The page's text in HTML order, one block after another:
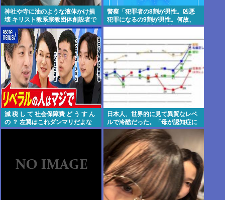
神社や寺に油のような液体かけ損
壊 キリスト教系宗教団体創設者で
医師の金山昌秀に懲役1年6か月、
執行猶予3年の判決
警察「犯罪者の8割が男性。凶悪
犯罪になるの9割が男性。何故、
こんなにも犯罪者は男性に偏るの
減 税 し て 社会保障費 ど う す ん
の ？ 左翼はこれダンマリだよな
日本人、世界的に見て異質なレベ
ルで冷酷だった。「母が認知症に
なったので子供に任せ家を出てい
く等」